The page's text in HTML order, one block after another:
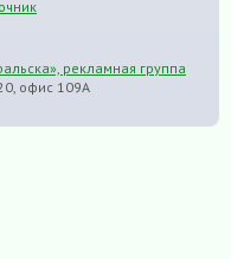
рекламная группа
офис 109А